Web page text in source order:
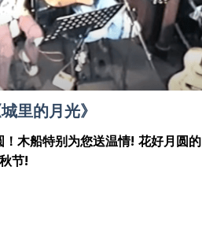
里的月光》
木船特别为您送温情! 花好月圆的
节!